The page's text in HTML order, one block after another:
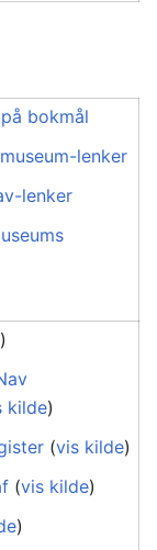
bokmål
lenker
lenker
)
kilde)
(vis kilde)
(vis kilde)
)